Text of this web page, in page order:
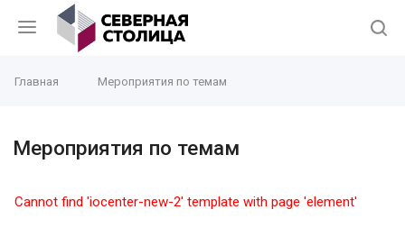
Главная Мероприятия по темам
Мероприятия по темам
Cannot find 'iocenter-new-2' template with page 'element'